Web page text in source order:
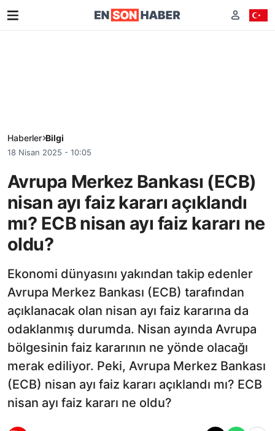
Haberler Bilgi
18 Nisan 2025 - 10:05
Avrupa Merkez Bankası (ECB)
nisan ayı faiz kararı açıklandı
mı? ECB nisan ayı faiz kararı ne
oldu?
Ekonomi dünyasını yakından takip edenler
Avrupa Merkez Bankası (ECB) tarafından
açıklanacak olan nisan ayı faiz kararına da
odaklanmış durumda. Nisan ayında Avrupa
bölgesinin faiz kararının ne yönde olacağı
merak ediliyor. Peki, Avrupa Merkez Bankası
(ECB) nisan ayı faiz kararı açıklandı mı? ECB
nisan ayı faiz kararı ne oldu?